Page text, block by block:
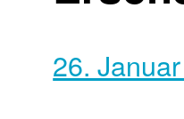
26.